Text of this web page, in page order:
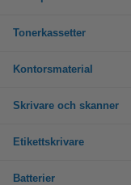
Tonerkassetter
Kontorsmaterial
Skrivare och skanner
Etikettskrivare
Batterier